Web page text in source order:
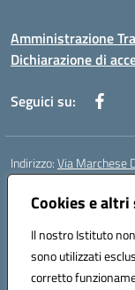
Cookies e
Il nostro Istituto
sono utilizzati
corretto
Amministrazione
Dichiarazione di
Seguici su:
Indirizzo:Via Marchese
Centralino:
Posta elettronica
Codice fiscale:
Codice meccanografico:
Codice Indice delle